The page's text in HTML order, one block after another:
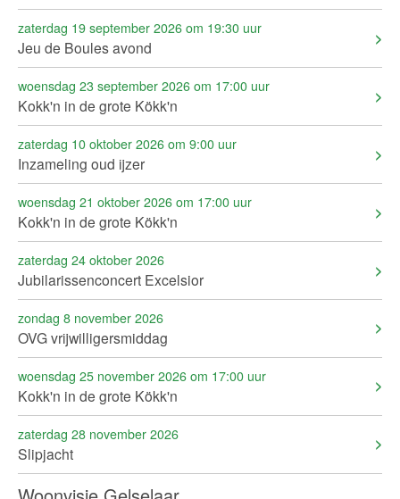
zaterdag 19 september 2026 om 19:30 uur
Jeu de Boules avond
woensdag 23 september 2026 om 17:00 uur
Kokk'n in de grote Kökk'n
zaterdag 10 oktober 2026 om 9:00 uur
Inzameling oud ijzer
woensdag 21 oktober 2026 om 17:00 uur
Kokk'n in de grote Kökk'n
zaterdag 24 oktober 2026
Jubilarissenconcert Excelsior
zondag 8 november 2026
OVG vrijwilligersmiddag
woensdag 25 november 2026 om 17:00 uur
Kokk'n in de grote Kökk'n
zaterdag 28 november 2026
Slipjacht